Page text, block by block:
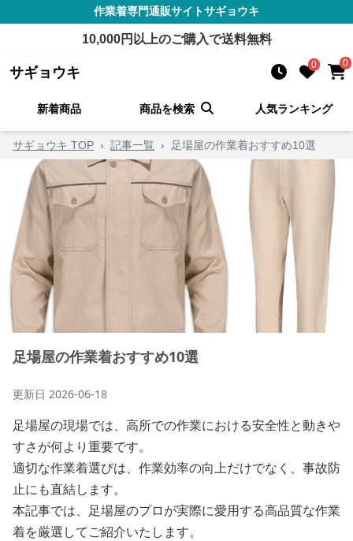
作業着専門通販サイトサギョウキ
10,000円以上のご購入で送料無料
サギョウキ 0 0
新着商品 商品を検索 人気ランキング
サギョウキ TOP › 記事一覧 › 足場屋の作業着おすすめ10選
足場屋の作業着おすすめ10選
更新日 2026-06-18
足場屋の現場では、高所での作業における安全性と動きや
すさが何より重要です。
適切な作業着選びは、作業効率の向上だけでなく、事故防
止にも直結します。
本記事では、足場屋のプロが実際に愛用する高品質な作業
着を厳選してご紹介いたします。